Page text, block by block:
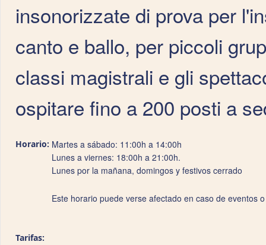
insonorizzate di prova per
canto e ballo, per piccoli
classi magistrali e gli
ospitare fino a 200 posti a
Horario: Martes a sábado: 11:00h a 14:00h
Lunes a viernes: 18:00h a 21:00h.
Lunes por la mañana, domingos y festivos cerrado
Este horario puede verse afectado en caso de eventos
Tarifas: